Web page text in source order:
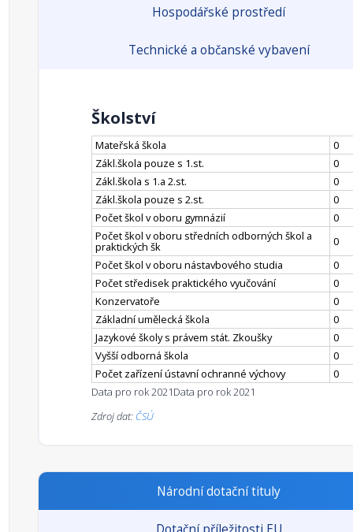
Hospodářské prostředí
Technické a občanské vybavení
Školství
Mateřská škola
0
Zákl.škola pouze s 1.st.
0
Zákl.škola s 1.a 2.st.
0
Zákl.škola pouze s 2.st.
0
Počet škol v oboru gymnázií
0
Počet škol v oboru středních odborných škol a
praktických šk
0
Počet škol v oboru nástavbového studia
0
Počet středisek praktického vyučování
0
Konzervatoře
0
Základní umělecká škola
0
Jazykové školy s právem stát. Zkoušky
0
Vyšší odborná škola
0
Počet zařízení ústavní ochranné výchovy
0
Data pro rok 2021Data pro rok 2021
Zdroj dat: ČSÚ
Národní dotační tituly